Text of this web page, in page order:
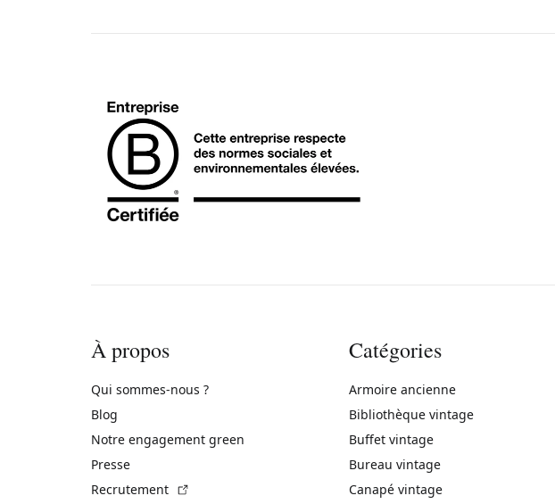
À propos
Qui sommes-nous ?
Blog
Notre engagement green
Presse
Recrutement
Catégories
Armoire ancienne
Bibliothèque vintage
Buffet vintage
Bureau vintage
Canapé vintage